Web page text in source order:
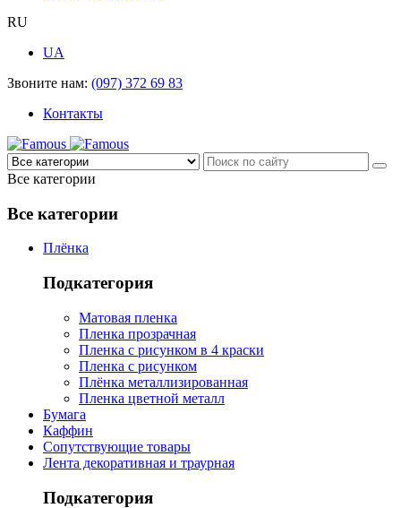
RU
UA
Звоните нам: (097) 372 69 83
Контакты
Все категории
Все категории
Плёнка
Подкатегория
Матовая пленка
Пленка прозрачная
Пленка с рисунком в 4 краски
Пленка с рисунком
Плёнка металлизированная
Пленка цветной металл
Бумага
Каффин
Сопутствующие товары
Лента декоративная и траурная
Подкатегория